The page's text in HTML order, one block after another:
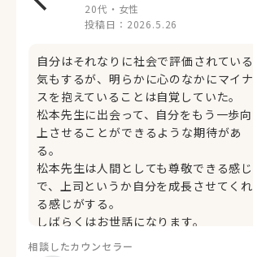
20代・女性
投稿日： 2026.5.26
自分はそれなりに社会で評価されている
気もするが、明らかに心のなかにマイナ
スを抱えていることは自覚していた。
松本先生に出会って、自分をもう一歩向
上させることができるような期待があ
る。
松本先生は人間としても尊敬できる感じ
で、上司というか自分を成長させてくれ
る感じがする。
しばらくはお世話になります。
相談したカウンセラー